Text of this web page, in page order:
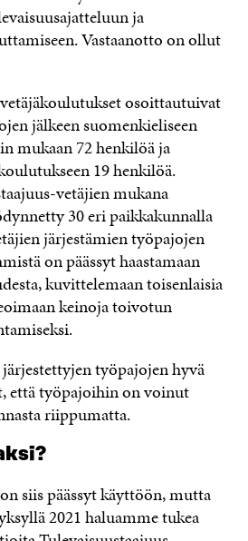
ja
Vastaanotto on ollut
osoittautuivat
jälkeen suomenkieliseen
mukaan 72 henkilöä ja
19 henkilöä.
vetäjien mukana
30 eri paikkakunnalla
järjestämien työpajojen
on päässyt haastamaan
kuvittelemaan toisenlaisia
keinoja toivotun
järjestettyjen työpajojen hyvä
että työpajoihin on voinut
riippumatta.
siis päässyt käyttöön, mutta
2021 haluamme tukea